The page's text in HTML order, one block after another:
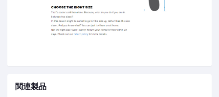
関連製品